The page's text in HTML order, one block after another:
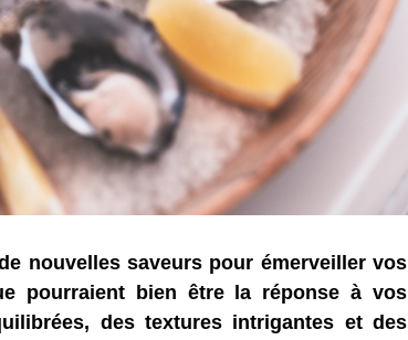
nouvelles saveurs pour émerveiller vos
pourraient bien être la réponse à vos
des textures intrigantes et des